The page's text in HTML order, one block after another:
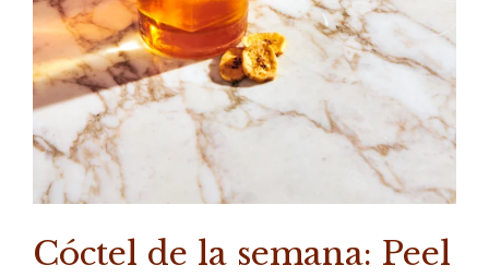
Cóctel de la semana: Peel